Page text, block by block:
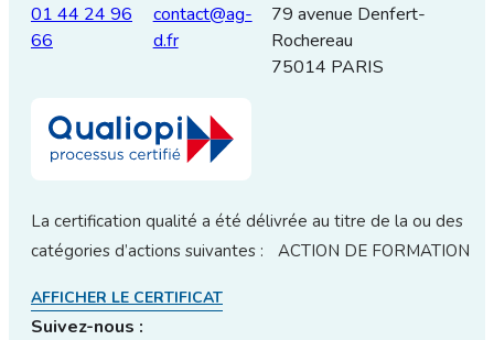
01 44 24 96
66
contact@ag-
d.fr
79 avenue Denfert-
Rochereau
75014 PARIS
La certification qualité a été délivrée au titre de la ou des
catégories d’actions suivantes : ACTION DE FORMATION
AFFICHER LE CERTIFICAT
Suivez-nous :